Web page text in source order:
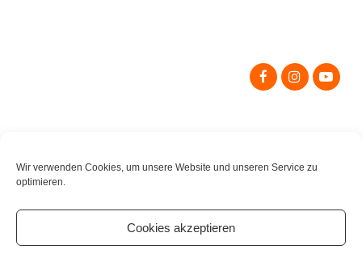
Wir verwenden Cookies, um unsere Website und unseren Service zu
optimieren.
Cookies akzeptieren